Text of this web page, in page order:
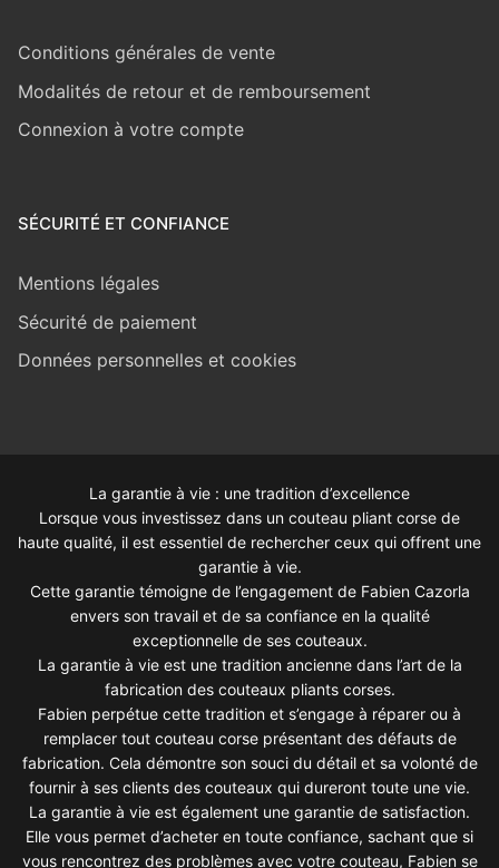
Conditions générales de vente
Modalités de retour et de remboursement
Connexion à votre compte
SÉCURITÉ ET CONFIANCE
Mentions légales
Sécurité de paiement
Données personnelles et cookies
La garantie à vie : une tradition d’excellence
Lorsque vous investissez dans un couteau pliant corse de
haute qualité, il est essentiel de rechercher ceux qui offrent une
garantie à vie.
Cette garantie témoigne de l’engagement de Fabien Cazorla
envers son travail et de sa confiance en la qualité
exceptionnelle de ses couteaux.
La garantie à vie est une tradition ancienne dans l’art de la
fabrication des couteaux pliants corses.
Fabien perpétue cette tradition et s’engage à réparer ou à
remplacer tout couteau corse présentant des défauts de
fabrication. Cela démontre son souci du détail et sa volonté de
fournir à ses clients des couteaux qui dureront toute une vie.
La garantie à vie est également une garantie de satisfaction.
Elle vous permet d’acheter en toute confiance, sachant que si
vous rencontrez des problèmes avec votre couteau, Fabien se